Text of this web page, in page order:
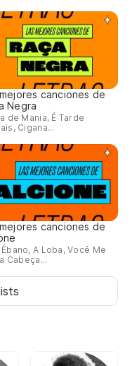
canciones de
Negra
de Mania, É Tarde
Cigana...
canciones de
A Loba, Você Me
Cabeça...